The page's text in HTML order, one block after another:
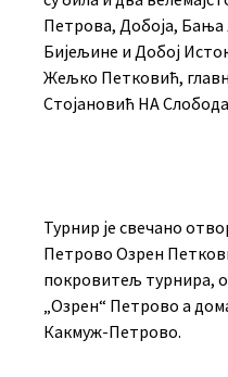
Петрова, Добоја, Бања
Бијељине и Добој
Жељко Петковић,
Стојановић НА
Турнир је свечано
Петрово Озрен
покровитељ турнира,
„Озрен“ Петрово а
Какмуж-Петрово.